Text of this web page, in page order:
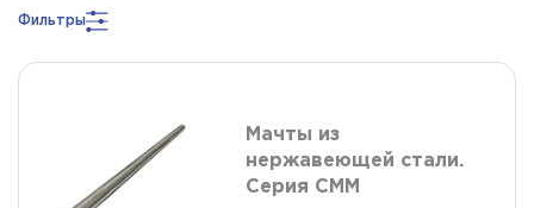
Фильтры
Мачты из
нержавеющей стали.
Серия СММ